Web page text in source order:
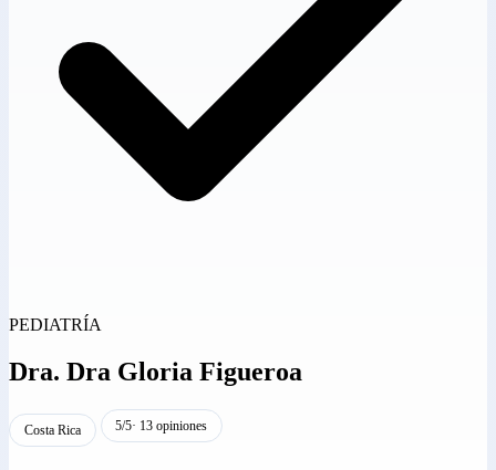
PEDIATRÍA
Dra. Dra Gloria Figueroa
Costa Rica 5/5· 13 opiniones